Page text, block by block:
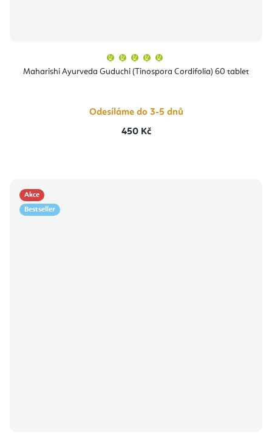
Maharishi Ayurveda Guduchi (Tinospora Cordifolia) 60 tablet
produktu
je
hvězdiček.
Odesíláme do 3-5 dnů
450 Kč
Akce
Bestseller